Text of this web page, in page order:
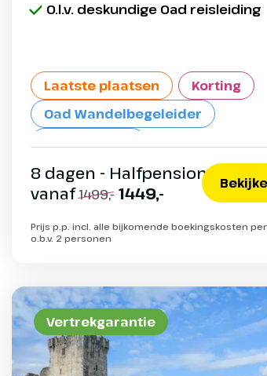
O.l.v. deskundige Oad reisleiding
Laatste plaatsen
Korting
Oad Wandelbegeleider
8 dagen - Halfpension
vanaf1499,- 1449,-
Prijs p.p. incl. alle bijkomende boekingskosten
o.b.v. 2 personen
Vertrekgarantie